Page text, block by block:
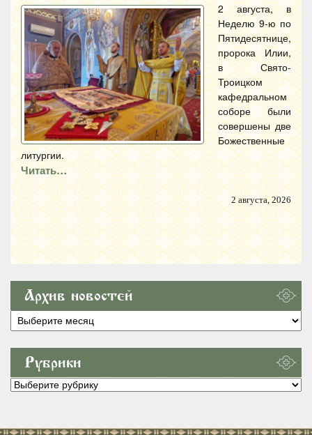
2 августа, в
Неделю 9-ю по
Пятидесятнице,
пророка Илии,
в Свято-
Троицком
кафедральном
соборе были
совершены две
Божественные
литургии.
Читать…
2 августа, 2026
Архив новостей
Архив
новостей
Рубрики
Рубрики